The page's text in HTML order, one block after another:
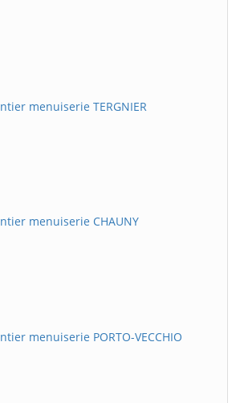
menuiserie TERGNIER
menuiserie CHAUNY
menuiserie PORTO-VECCHIO